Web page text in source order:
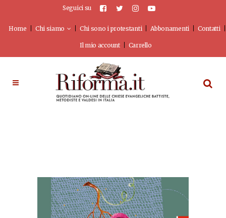
Seguici su
Home Chi siamo Chi sono i protestanti Abbonamenti Contatti
Il mio account Carrello